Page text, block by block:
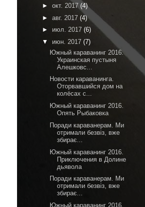
► окт. 2017 (4)
► авг. 2017 (4)
► июл. 2017 (6)
▼ июн. 2017 (7)
Южный караванинг 2016.
Украинская пустыня
Алешковс...
Новости караванинга.
Оторвавшийся дом на
колёсах с...
Южный караванинг 2016.
Опять Рыбаковка
Поради караванерам. Ми
отримали безвіз, вже
збирає...
Южный караванинг 2016.
Приключения в Долине
дьявола
Поради караванерам. Ми
отримали безвіз, вже
збирає...
Южный караванинг 2016.